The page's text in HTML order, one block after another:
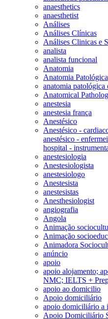
anaesthetics
anaesthetist
Análises
Análises Clínicas
Análises Clinicas e
analista
analista funcional
Anatomia
Anatomia Patológica
anatomia patológica
Anatomical
anestesia
anestesia frança
Anestésico
Anestésico -
anestésico -
hospital -
anestesiologia
Anestesiologista
anestesiologo
Anestesista
anestesistas
Anesthesiologist
angiografia
Angola
Animação
Animação
Animadora
anúncio
apoio
apoio alojamento;
NMC; IELTS +
apoio ao domicilio
Apoio domiciliário
apoio domiciliário a
Apoio Domiciliário